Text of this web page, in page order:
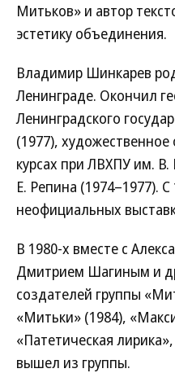
Митьков» и автор
эстетику объединения.
Владимир Шинкарев
Ленинграде. Окончил
Ленинградского
(1977),
курсах при ЛВХПУ им.
Е. Репина (1974–1977).
неофициальных
В 1980-х вместе с
Дмитрием Шагиным и
создателей группы
«Митьки» (1984),
«Патетическая
вышел из группы.